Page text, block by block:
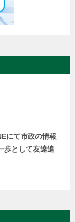
にて市政の情報
歩として友達追